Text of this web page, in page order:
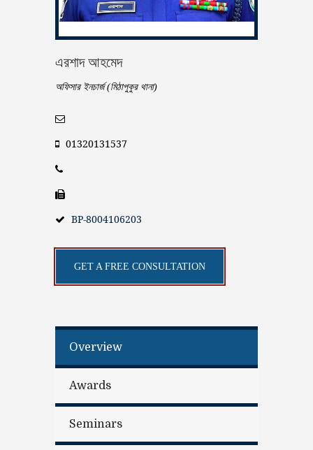
এরশাদ আহমেদ
অফিসার ইনচার্জ (মিঠাপুকুর থানা)
01320131537
BP-8004106203
GET A FREE CONSULTATION
Overview
Awards
Seminars